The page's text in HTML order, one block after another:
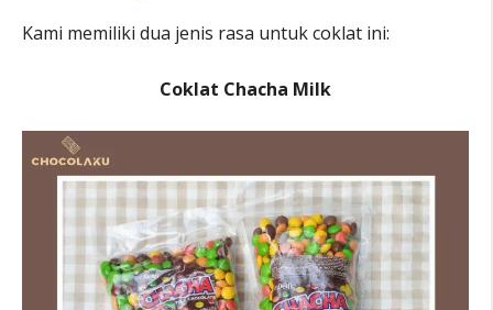
Kami memiliki dua jenis rasa untuk coklat ini:
Coklat Chacha Milk